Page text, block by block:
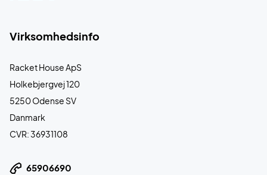
Virksomhedsinfo
Racket House ApS
Holkebjergvej 120
5250 Odense SV
Danmark
CVR: 36931108
65906690